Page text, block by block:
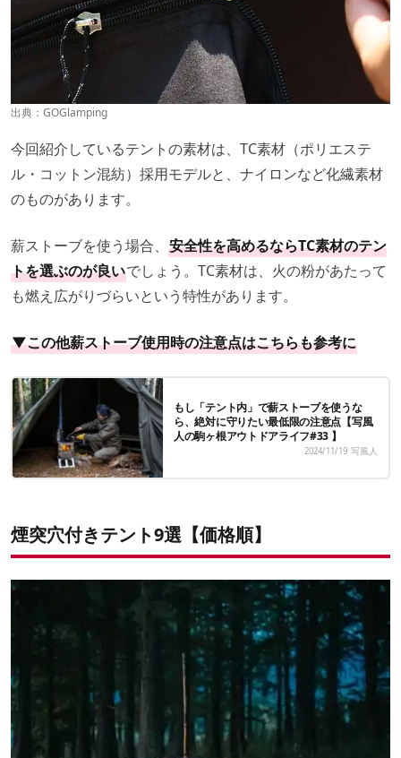
出典： GOGlamping
今回紹介しているテントの素材は、TC素材（ポリエステ
ル・コットン混紡）採用モデルと、ナイロンなど化繊素材
のものがあります。
薪ストーブを使う場合、 安全性を高めるならTC素材のテン
トを選ぶのが良いでしょう。TC素材は、火の粉があたって
も燃え広がりづらいという特性があります。
▼この他薪ストーブ使用時の注意点はこちらも参考に
もし「テント内」で薪ストーブを使うな
ら、絶対に守りたい最低限の注意点【写風
人の駒ヶ根アウトドアライフ#33 】
2024/11/19 写風人
煙突穴付きテント9選【価格順】